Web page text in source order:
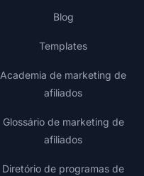
Blog
Templates
Academia de marketing de
afiliados
Glossário de marketing de
afiliados
Diretório de programas de